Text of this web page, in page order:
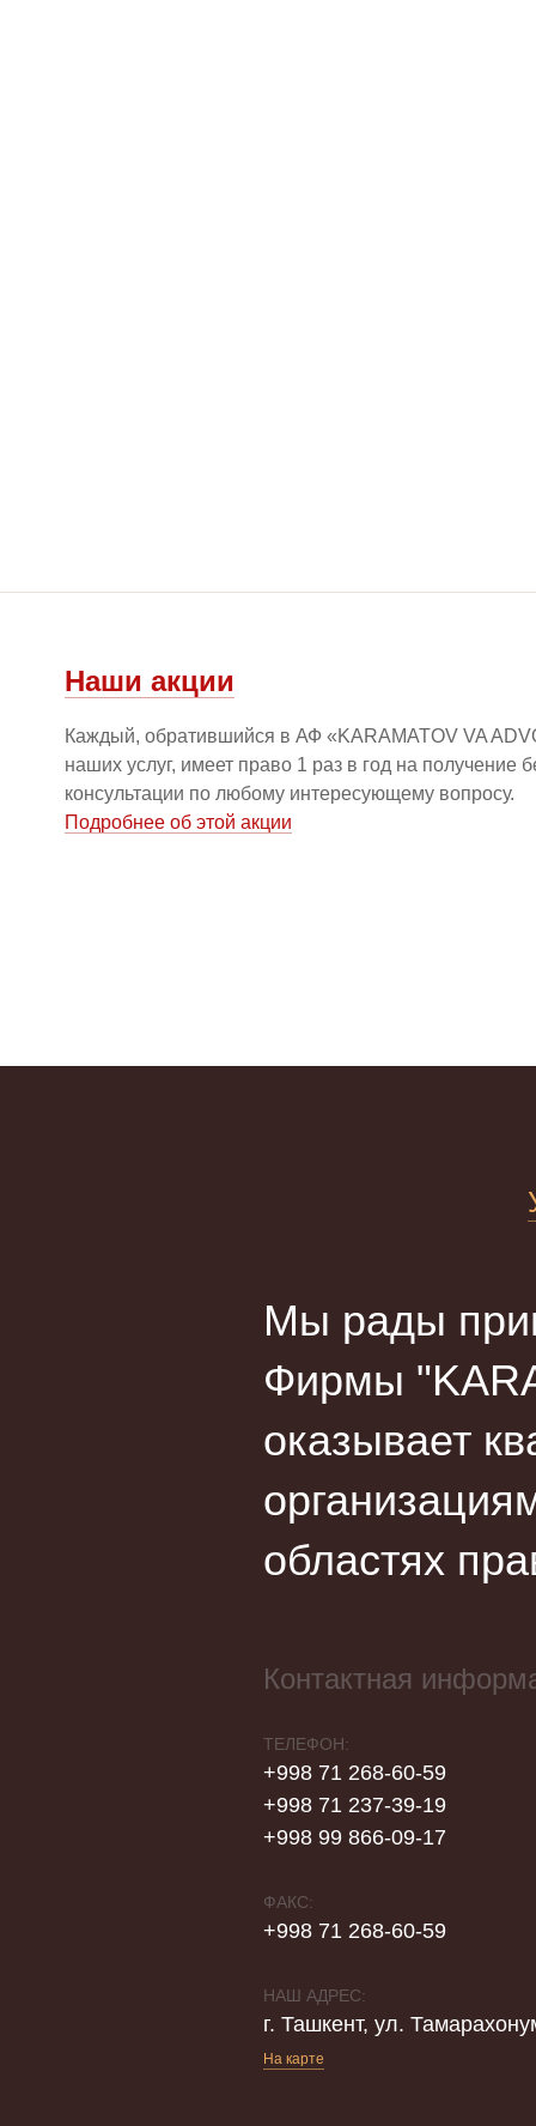
Наши акции
Каждый, обратившийся в АФ «KARAMATOV VA
наших услуг, имеет право 1 раз в год на получение
консультации по любому интересующему вопросу.
Подробнее об этой акции
Мы рады
Фирмы
оказывает
областях
Контактная
ТЕЛЕФОН:
+998 71 268-60-59
+998 71 237-39-19
+998 99 866-09-17
ФАКС:
+998 71 268-60-59
НАШ АДРЕС:
г. Ташкент, ул.
На карте